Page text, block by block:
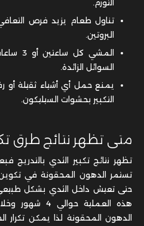
التورم.
تناول طعام يزيد فرص
البروتين.
المشي
السوائل الزائدة.
يمنع حمل أي أشياء ثقيلة أو
التكبير بحشوات السيليكون.
متى تظهر نتائج طرق
تظهر نتائج تكبير الثدي بالتدريج
تستمر الدهون المحقونة في
حتى تعيش داخل الثدي بشكل
هذه العملية
الدهون المحقونة لذا يمكن